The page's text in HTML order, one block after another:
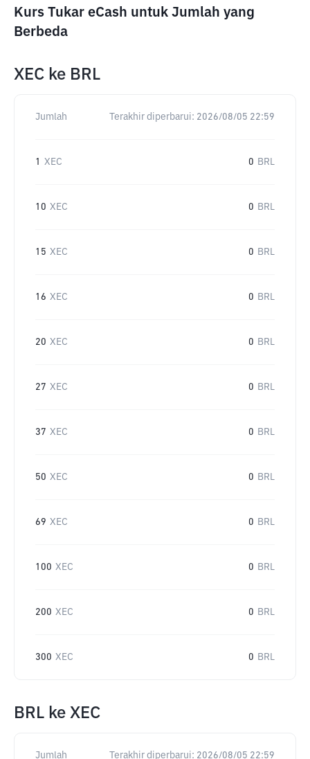
Kurs Tukar eCash untuk Jumlah yang
Berbeda
XEC ke BRL
Jumlah Terakhir diperbarui: 2026/08/05 22:59
1 XEC 0 BRL
10 XEC 0 BRL
15 XEC 0 BRL
16 XEC 0 BRL
20 XEC 0 BRL
27 XEC 0 BRL
37 XEC 0 BRL
50 XEC 0 BRL
69 XEC 0 BRL
100 XEC 0 BRL
200 XEC 0 BRL
300 XEC 0 BRL
BRL ke XEC
Jumlah Terakhir diperbarui: 2026/08/05 22:59